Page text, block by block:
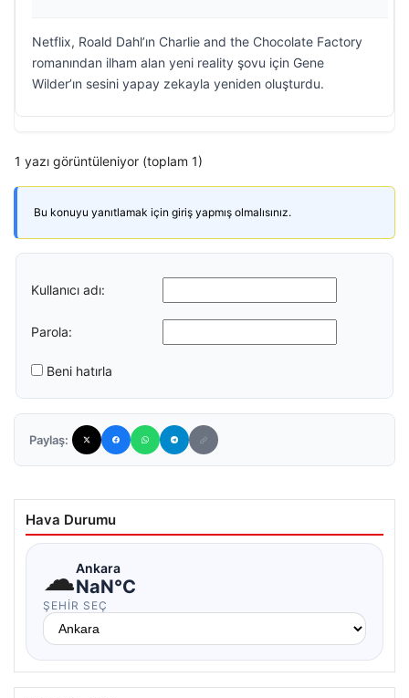
Netflix, Roald Dahl’ın Charlie and the Chocolate Factory
romanından ilham alan yeni reality şovu için Gene
Wilder’ın sesini yapay zekayla yeniden oluşturdu.
1 yazı görüntüleniyor (toplam 1)
Bu konuyu yanıtlamak için giriş yapmış olmalısınız.
Kullanıcı adı:
Parola:
Beni hatırla
Paylaş:
Hava Durumu
☁Ankara
NaN°C
ŞEHIR SEÇ